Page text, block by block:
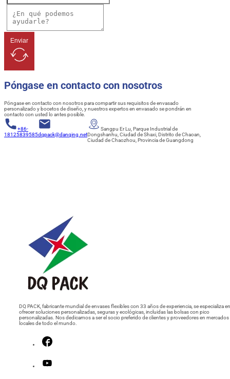
Enviar
Póngase en contacto con nosotros
Póngase en contacto con nosotros para compartir sus requisitos de envasado
personalizado y bocetos de diseño, y nuestros expertos en envasado se pondrán en
contacto con usted lo antes posible.
+86-
18125839585dqpack@danqing.net
Sangpu Er Lu, Parque Industrial de
Dongshanhu, Ciudad de Shaxi, Distrito de Chaoan,
Ciudad de Chaozhou, Provincia de Guangdong
DQ PACK, fabricante mundial de envases flexibles con 33 años de experiencia, se especializa en
ofrecer soluciones personalizadas, seguras y ecológicas, incluidas las bolsas con pico
personalizadas. Nos dedicamos a ser el socio preferido de clientes y proveedores en mercados
locales de todo el mundo.